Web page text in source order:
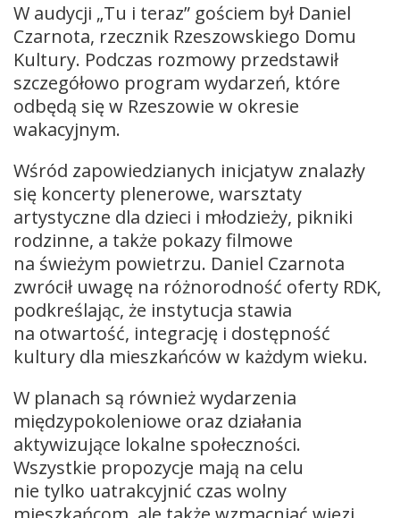
W audycji „Tu i teraz” gościem był Daniel
Czarnota, rzecznik Rzeszowskiego Domu
Kultury. Podczas rozmowy przedstawił
szczegółowo program wydarzeń, które
odbędą się w Rzeszowie w okresie
wakacyjnym.
Wśród zapowiedzianych inicjatyw znalazły
się koncerty plenerowe, warsztaty
artystyczne dla dzieci i młodzieży, pikniki
rodzinne, a także pokazy filmowe
na świeżym powietrzu. Daniel Czarnota
zwrócił uwagę na różnorodność oferty RDK,
podkreślając, że instytucja stawia
na otwartość, integrację i dostępność
kultury dla mieszkańców w każdym wieku.
W planach są również wydarzenia
międzypokoleniowe oraz działania
aktywizujące lokalne społeczności.
Wszystkie propozycje mają na celu
nie tylko uatrakcyjnić czas wolny